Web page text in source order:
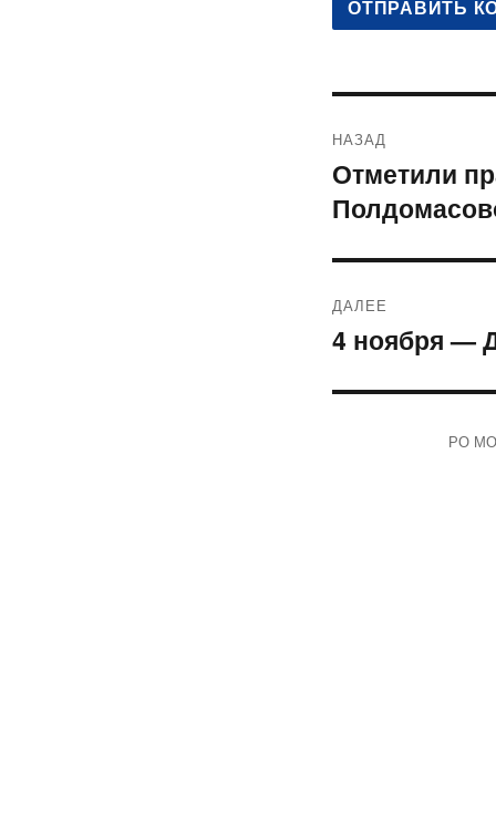
по
записям
НАЗАД
Предыдущая
запись:
Отметили
ДАЛЕЕ
Следующая
4 ноября —
РО